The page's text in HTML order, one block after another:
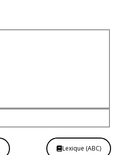
Lexique (ABC)